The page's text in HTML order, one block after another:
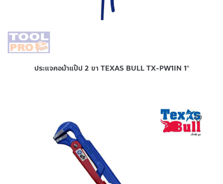
ประแจคอม้าแป๊ป 2 ขา TEXAS BULL TX-PW1IN 1″